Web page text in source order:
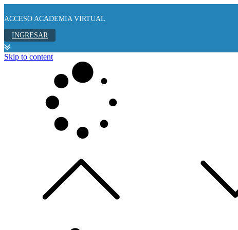
ACCESO ACADEMIA VIRTUAL
INGRESAR
Skip to content